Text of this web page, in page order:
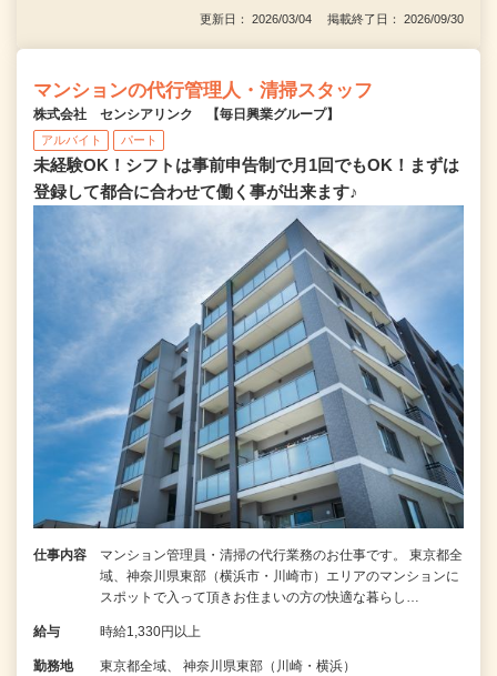
更新日： 2026/03/04 掲載終了日： 2026/09/30
マンションの代行管理人・清掃スタッフ
株式会社 センシアリンク 【毎日興業グループ】
アルバイト パート
未経験OK！シフトは事前申告制で月1回でもOK！まずは
登録して都合に合わせて働く事が出来ます♪
仕事内容
マンション管理員・清掃の代行業務のお仕事です。 東京都全
域、神奈川県東部（横浜市・川崎市）エリアのマンションに
スポットで入って頂きお住まいの方の快適な暮らし…
給与 時給1,330円以上
勤務地 東京都全域、 神奈川県東部（川崎・横浜）